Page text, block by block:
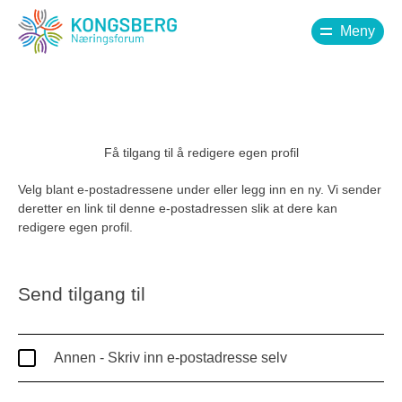
Meny
Få tilgang til å redigere egen profil
Velg blant e-postadressene under eller legg inn en ny. Vi sender
deretter en link til denne e-postadressen slik at dere kan
redigere egen profil.
Send tilgang til
Annen - Skriv inn e-postadresse selv